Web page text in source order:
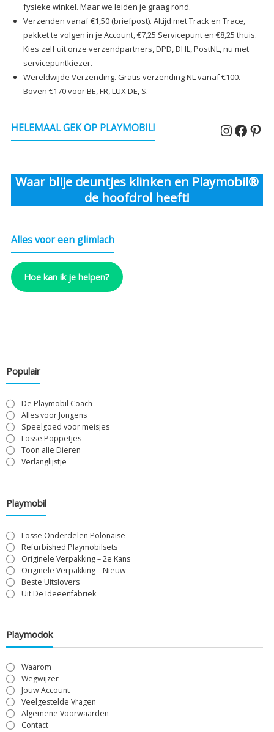
fysieke winkel. Maar we leiden je graag rond.
Verzenden vanaf €1,50 (briefpost). Altijd met Track en Trace,
pakket te volgen in je Account, €7,25 Servicepunt en €8,25 thuis.
Kies zelf uit onze verzendpartners, DPD, DHL, PostNL, nu met
servicepuntkiezer.
Wereldwijde Verzending. Gratis verzending NL vanaf €100.
Boven €170 voor BE, FR, LUX DE, S.
HELEMAAL GEK OP PLAYMOBIL!
Waar blije deuntjes klinken en Playmobil®
de hoofdrol heeft!
Alles voor een glimlach
Hoe kan ik je helpen?
Populair
De Playmobil Coach
Alles voor Jongens
Speelgoed voor meisjes
Losse Poppetjes
Toon alle Dieren
Verlanglijstje
Playmobil
Losse Onderdelen Polonaise
Refurbished Playmobilsets
Originele Verpakking – 2e Kans
Originele Verpakking – Nieuw
Beste Uitslovers
Uit De Ideeënfabriek
Playmodok
Waarom
Wegwijzer
Jouw Account
Veelgestelde Vragen
Algemene Voorwaarden
Contact